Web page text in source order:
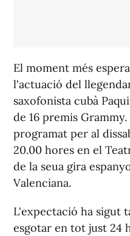
El moment més
l'actuació del
saxofonista cubà
de 16 premis
programat per al
20.00 hores en el
de la seua gira
Valenciana.
L'expectació ha sigut
esgotar en tot just 24